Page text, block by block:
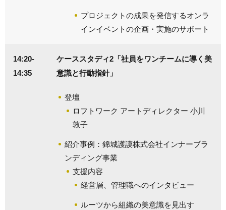
プロジェクトの成果を発信するオンラ
インイベントの企画・実施のサポート
14:20-
14:35
ケーススタディ2「社員をワンチームに導く美
意識と行動指針」
登壇
ロフトワーク アートディレクター 小川
敦子
紹介事例：錦城護謨株式会社インナーブラ
ンディング事業
支援内容
経営層、管理職へのインタビュー
ルーツから組織の美意識を見出す